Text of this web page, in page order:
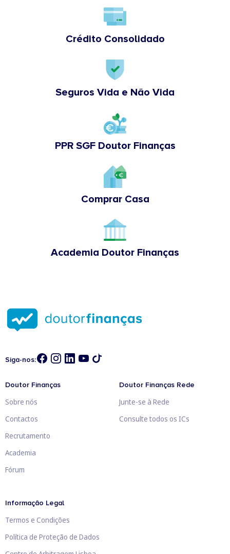
Crédito Consolidado
Seguros Vida e Não Vida
PPR SGF Doutor Finanças
Comprar Casa
Academia Doutor Finanças
Siga-nos:
Doutor Finanças
Sobre nós
Contactos
Recrutamento
Academia
Fórum
Doutor Finanças Rede
Junte-se à Rede
Consulte todos os ICs
Informação Legal
Termos e Condições
Política de Proteção de Dados